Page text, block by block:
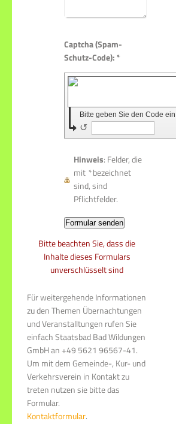
Captcha (Spam-
Schutz-Code): *
Bitte geben Sie den Code ein
↺
Hinweis: Felder, die
mit *bezeichnet
sind, sind
Pflichtfelder.
Bitte beachten Sie, dass die
Inhalte dieses Formulars
unverschlüsselt sind
Für weitergehende Informationen
zu den Themen Übernachtungen
und Veranstalltungen rufen Sie
einfach Staatsbad Bad Wildungen
GmbH an +49 5621 96567-41.
Um mit dem Gemeinde-, Kur- und
Verkehrsverein in Kontakt zu
treten nutzen sie bitte das
Formular.
Kontaktformular.